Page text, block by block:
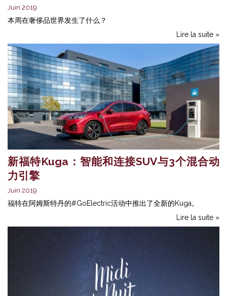
Juin 2019
本周在奢侈品世界发生了什么？
Lire la suite »
新福特Kuga：智能和连接SUV与3个混合动
力引擎
Juin 2019
福特在阿姆斯特丹的#GoElectric活动中推出了全新的Kuga。
Lire la suite »